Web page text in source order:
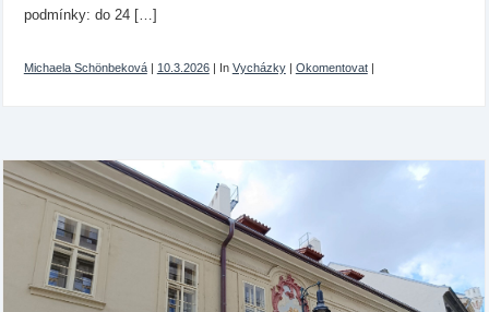
podmínky: do 24 […]
Michaela Schönbeková| 10.3.2026| In Vycházky| Okomentovat|